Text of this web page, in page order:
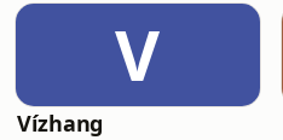
V
Vízhang